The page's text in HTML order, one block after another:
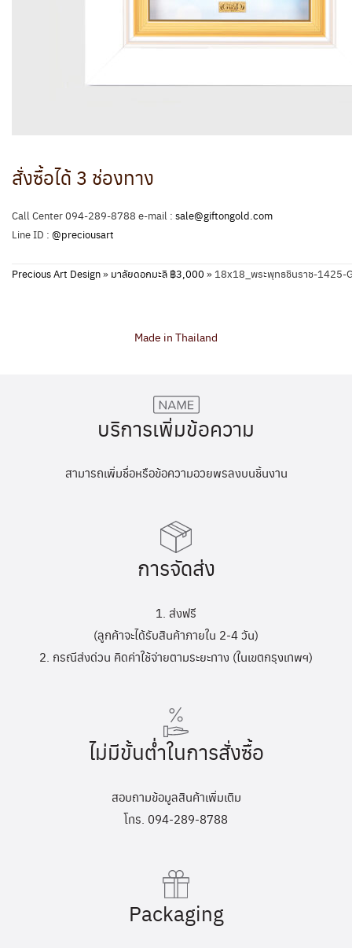
สั่งซื้อได้ 3 ช่องทาง
Call Center 094-289-8788 e-mail : sale@giftongold.com
Line ID : @preciousart
Precious Art Design» มาลัยดอกมะลิ ฿3,000 » 18x18_พระพุทธชินราช-1425-
Made in Thailand
บริการเพิ่มข้อความ
สามารถเพิ่มชื่อหรือข้อความอวยพรลงบนชิ้นงาน
การจัดส่ง
1. ส่งฟรี
(ลูกค้าจะได้รับสินค้าภายใน 2-4 วัน)
2. กรณีส่งด่วน คิดค่าใช้จ่ายตามระยะทาง (ในเขตกรุงเทพฯ)
ไม่มีขั้นต่ำในการสั่งซื้อ
สอบถามข้อมูลสินค้าเพิ่มเติม
โทร. 094-289-8788
Packaging